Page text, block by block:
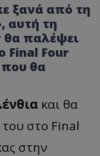
ξανά από τη
αυτή τη
θα παλέψει
Final Four
που θα
και θα
στο Final
στην